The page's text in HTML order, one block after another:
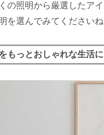
の照明から厳選したア
を選んでみてくださいね
もっとおしゃれな生活